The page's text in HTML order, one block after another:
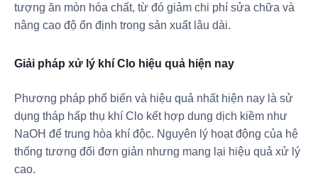
tượng ăn mòn hóa chất, từ đó giảm chi phí sửa chữa và
nâng cao độ ổn định trong sản xuất lâu dài.
Giải pháp xử lý khí Clo hiệu quả hiện nay
Phương pháp phổ biến và hiệu quả nhất hiện nay là sử
dụng tháp hấp thụ khí Clo kết hợp dung dịch kiềm như
NaOH để trung hòa khí độc. Nguyên lý hoạt động của hệ
thống tương đối đơn giản nhưng mang lại hiệu quả xử lý
cao.